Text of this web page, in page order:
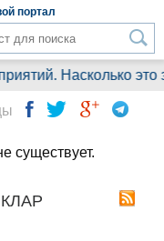
портал
это законно?
существует.